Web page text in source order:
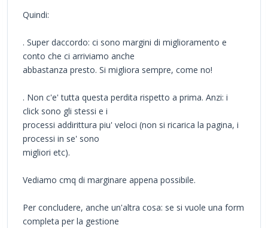
Quindi:
. Super daccordo: ci sono margini di miglioramento e
conto che ci arriviamo anche
abbastanza presto. Si migliora sempre, come no!
. Non c'e' tutta questa perdita rispetto a prima. Anzi: i
click sono gli stessi e i
processi addirittura piu' veloci (non si ricarica la pagina, i
processi in se' sono
migliori etc).
Vediamo cmq di marginare appena possibile.
Per concludere, anche un'altra cosa: se si vuole una form
completa per la gestione